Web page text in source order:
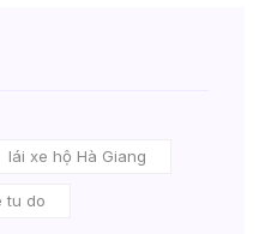
lái xe hộ Hà Giang
tu do